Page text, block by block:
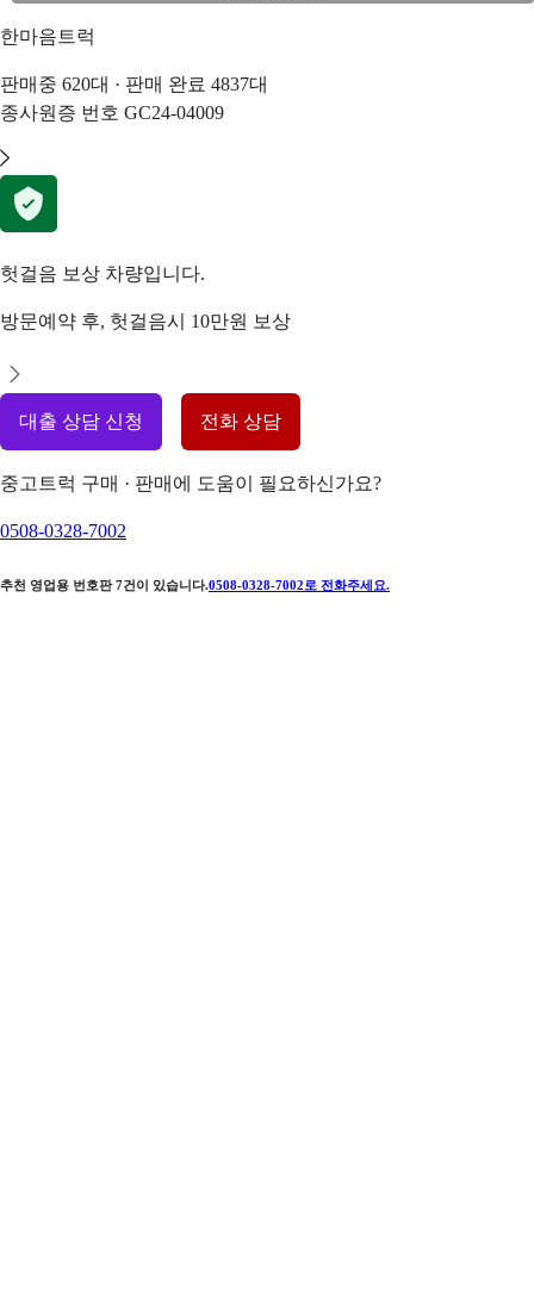
한마음트럭
판매중 620대 · 판매 완료 4837대
종사원증 번호 GC24-04009
헛걸음 보상 차량입니다.
방문예약 후, 헛걸음시 10만원 보상
대출 상담 신청 전화 상담
중고트럭 구매 · 판매에 도움이 필요하신가요?
0508-0328-7002
추천 영업용 번호판 7건이 있습니다.0508-0328-7002 로 전화주세요.